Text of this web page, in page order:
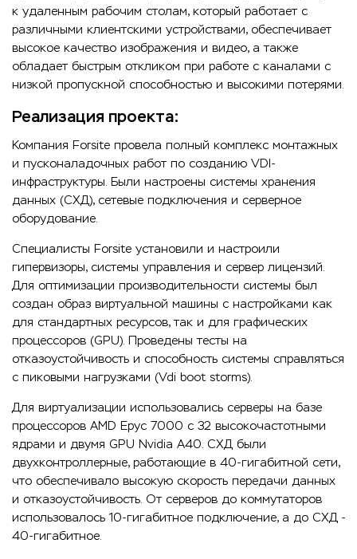
к удаленным рабочим столам, который работает с
различными клиентскими устройствами, обеспечивает
высокое качество изображения и видео, а также
обладает быстрым откликом при работе с каналами с
низкой пропускной способностью и высокими потерями.
Реализация проекта:
Компания Forsite провела полный комплекс монтажных
и пусконаладочных работ по созданию VDI-
инфраструктуры. Были настроены системы хранения
данных (СХД), сетевые подключения и серверное
оборудование.
Специалисты Forsite установили и настроили
гипервизоры, системы управления и сервер лицензий.
Для оптимизации производительности системы был
создан образ виртуальной машины с настройками как
для стандартных ресурсов, так и для графических
процессоров (GPU). Проведены тесты на
отказоустойчивость и способность системы справляться
с пиковыми нагрузками (Vdi boot storms).
Для виртуализации использовались серверы на базе
процессоров AMD Epyc 7000 с 32 высокочастотными
ядрами и двумя GPU Nvidia A40. СХД были
двухконтроллерные, работающие в 40-гигабитной сети,
что обеспечивало высокую скорость передачи данных
и отказоустойчивость. От серверов до коммутаторов
использовалось 10-гигабитное подключение, а до СХД -
40-гигабитное.